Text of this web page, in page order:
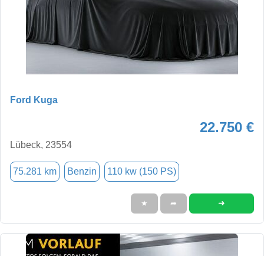
Ford Kuga
22.750 €
Lübeck, 23554
75.281 km Benzin 110 kw (150 PS)
★ ➦ ➜